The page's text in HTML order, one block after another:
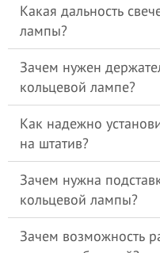
И не забывайте, что
может использоваться
классов и видеосъемок.
Мы работаем для Вас
вопросы
определится, какую
лампы со штативом
телефонам указанным
С уважением
Интернет-магазин
БЕСПЛАТНАЯ
Какая дальность
лампы?
Зачем нужен
кольцевой лампе?
Как надежно
на штатив?
Зачем нужна
кольцевой лампы?
Зачем возможность